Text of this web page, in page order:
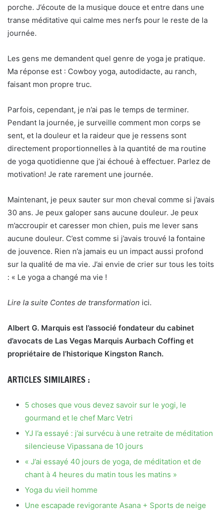
porche. J’écoute de la musique douce et entre dans une
transe méditative qui calme mes nerfs pour le reste de la
journée.
Les gens me demandent quel genre de yoga je pratique.
Ma réponse est : Cowboy yoga, autodidacte, au ranch,
faisant mon propre truc.
Parfois, cependant, je n’ai pas le temps de terminer.
Pendant la journée, je surveille comment mon corps se
sent, et la douleur et la raideur que je ressens sont
directement proportionnelles à la quantité de ma routine
de yoga quotidienne que j’ai échoué à effectuer. Parlez de
motivation! Je rate rarement une journée.
Maintenant, je peux sauter sur mon cheval comme si j’avais
30 ans. Je peux galoper sans aucune douleur. Je peux
m’accroupir et caresser mon chien, puis me lever sans
aucune douleur. C’est comme si j’avais trouvé la fontaine
de jouvence. Rien n’a jamais eu un impact aussi profond
sur la qualité de ma vie. J’ai envie de crier sur tous les toits
: « Le yoga a changé ma vie !
Lire la suite Contes de transformation ici.
Albert G. Marquis est l’associé fondateur du cabinet
d’avocats de Las Vegas Marquis Aurbach Coffing et
propriétaire de l’historique Kingston Ranch.
ARTICLES SIMILAIRES :
5 choses que vous devez savoir sur le yogi, le
gourmand et le chef Marc Vetri
YJ l’a essayé : j’ai survécu à une retraite de méditation
silencieuse Vipassana de 10 jours
« J’ai essayé 40 jours de yoga, de méditation et de
chant à 4 heures du matin tous les matins »
Yoga du vieil homme
Une escapade revigorante Asana + Sports de neige